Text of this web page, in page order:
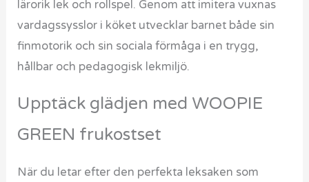
lärorik lek och rollspel. Genom att imitera vuxnas
vardagssysslor i köket utvecklar barnet både sin
finmotorik och sin sociala förmåga i en trygg,
hållbar och pedagogisk lekmiljö.
Upptäck glädjen med WOOPIE
GREEN frukostset
När du letar efter den perfekta leksaken som